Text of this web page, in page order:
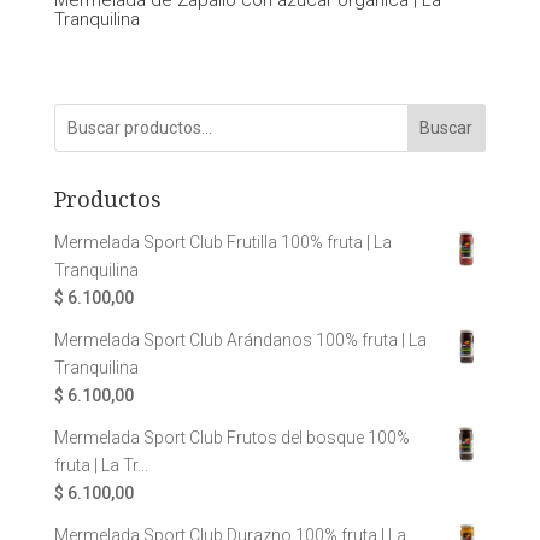
Tranquilina
Buscar
Productos
Mermelada Sport Club Frutilla 100% fruta | La
Tranquilina
$ 6.100,00
Mermelada Sport Club Arándanos 100% fruta | La
Tranquilina
$ 6.100,00
Mermelada Sport Club Frutos del bosque 100%
fruta | La Tr...
$ 6.100,00
Mermelada Sport Club Durazno 100% fruta | La